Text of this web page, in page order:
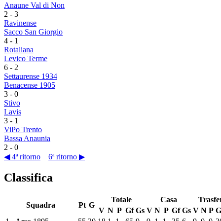
Anaune Val di Non
2 - 3
Ravinense
Sacco San Giorgio
4 - 1
Rotaliana
Levico Terme
6 - 2
Settaurense 1934
Benacense 1905
3 - 0
Stivo
Lavis
3 - 1
ViPo Trento
Bassa Anaunia
2 - 0
◀ 4ª ritorno
6ª ritorno ▶
Classifica
Squadra Pt G
Totale Casa
V N P Gf Gs V N P Gf Gs V N P